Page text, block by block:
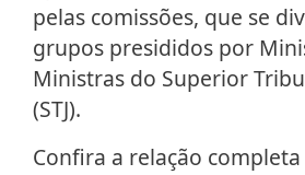
pelas comissões, que se
grupos presididos por
Ministras do Superior
(STJ).
Confira a relação